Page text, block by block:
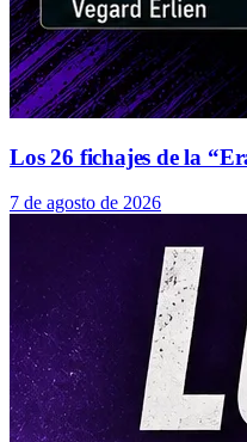
Los 26 fichajes de la
7 de agosto de 2026